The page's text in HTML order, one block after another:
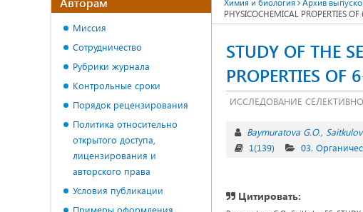
PHYSICOCHEMICAL PROPERTIES
STUDY OF THE
PROPERTIES OF
ИССЛЕДОВАНИЕ
Baymuratova G.O. Saitkulov
1(139)
03.
Цитировать:
Миссия
Сотрудничество
Рубрики журнала
Контрольные сроки
Порядок рецензирования
Политика относительно
открытого доступа,
лицензирования и
авторского права
Условия публикации
Примеры оформления